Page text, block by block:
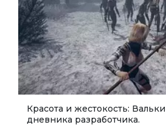
Красота и жестокость:
дневника разработчика.